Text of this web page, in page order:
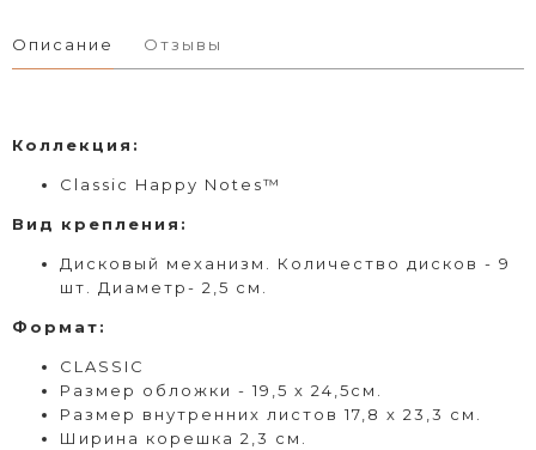
Описание Отзывы
Коллекция:
Classic Happy Notes™
Вид крепления :
Дисковый механизм. Количество дисков - 9
шт. Диаметр- 2,5 см.
Формат:
CLASSIC
Размер обложки - 19,5 х 24,5см.
Размер внутренних листов 17,8 х 23,3 см.
Ширина корешка 2,3 см.